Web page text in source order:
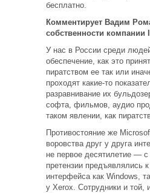
бесплатно.
Комментирует Вадим
собственности компании
У нас в России среди
обеспечение, как это
пиратством ее так или
проходят какие-то
разравнивание их
софта, фильмов, аудио
таком явлении, как
Противостояние же
воровства друг у друга
не первое десятилетие —
претензии предъявлялись
интерфейса как Windows,
у Xerox. Сотрудники и той,